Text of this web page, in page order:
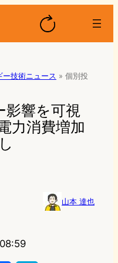
ー技術ニュース » 個別投
影響を可視
力消費増加
山本 達也